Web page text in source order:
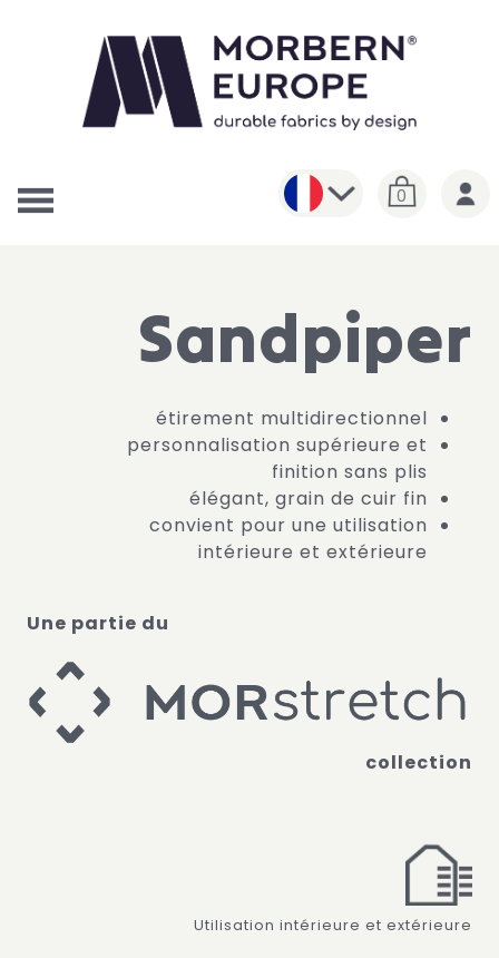
0
Sandpiper
étirement multidirectionnel
personnalisation supérieure et
finition sans plis
élégant, grain de cuir fin
convient pour une utilisation
intérieure et extérieure
Une partie du
collection
Utilisation intérieure et extérieure